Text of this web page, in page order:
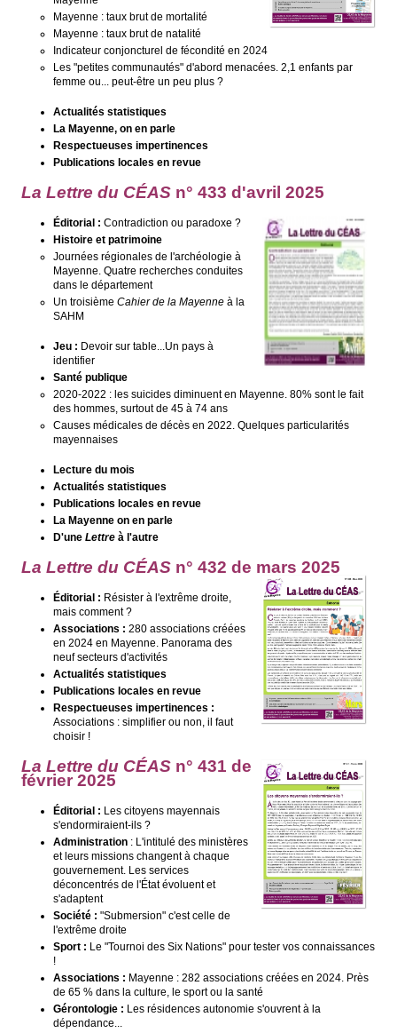
Mayenne : taux brut de mortalité
Mayenne : taux brut de natalité
Indicateur conjoncturel de fécondité en 2024
Les "petites communautés" d'abord menacées. 2,1 enfants par
femme ou... peut-être un peu plus ?
Actualités statistiques
La Mayenne, on en parle
Respectueuses impertinences
Publications locales en revue
La Lettre du CÉAS n° 433 d'avril 2025
Éditorial : Contradiction ou paradoxe ?
Histoire et patrimoine
Journées régionales de l'archéologie à
Mayenne. Quatre recherches conduites
dans le département
Un troisième Cahier de la Mayenneà la
SAHM
Jeu : Devoir sur table...Un pays à
identifier
Santé publique
2020-2022 : les suicides diminuent en Mayenne. 80% sont le fait
des hommes, surtout de 45 à 74 ans
Causes médicales de décès en 2022. Quelques particularités
mayennaises
Lecture du mois
Actualités statistiques
Publications locales en revue
La Mayenne on en parle
D'une Lettreà l'autre
La Lettre du CÉASn° 432 de mars 2025
Éditorial : Résister à l'extrême droite,
mais comment ?
Associations : 280 associations créées
en 2024 en Mayenne. Panorama des
neuf secteurs d'activités
Actualités statistiques
Publications locales en revue
Respectueuses impertinences :
Associations : simplifier ou non, il faut
choisir !
La Lettre du CÉASn° 431 de
février 2025
Éditorial : Les citoyens mayennais
s'endormiraient-ils ?
Administration: L'intitulé des ministères
et leurs missions changent à chaque
gouvernement. Les services
déconcentrés de l'État évoluent et
s'adaptent
Société : "Submersion" c'est celle de
l'extrême droite
Sport : Le "Tournoi des Six Nations" pour tester vos connaissances
!
Associations : Mayenne : 282 associations créées en 2024. Près
de 65 % dans la culture, le sport ou la santé
Gérontologie : Les résidences autonomie s'ouvrent à la
dépendance...